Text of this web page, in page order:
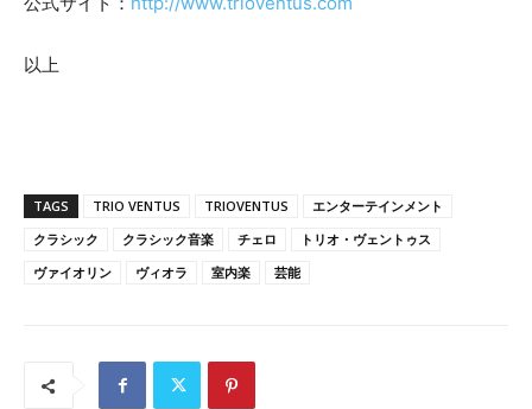
以上
TAGS TRIO VENTUS TRIOVENTUS
エンターテインメント
クラシック
クラシック音楽 チェロ
トリオ・ヴェントゥス
ヴァイオリン
ヴィオラ 室内楽 芸能